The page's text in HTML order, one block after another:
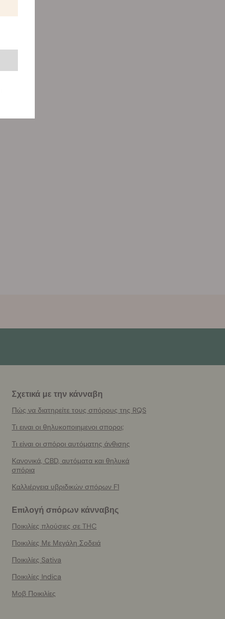
Σχετικά με την κάνναβη
Πώς να διατηρείτε τους σπόρους της RQS
Τι ειναι οι θηλυκοποιημενοι σποροι;
Τι είναι οι σπόροι αυτόματης άνθισης
Κανονικά, CBD, αυτόματα και θηλυκά
σπόρια
Καλλιέργεια υβριδικών σπόρων F1
Επιλογή σπόρων κάνναβης
Ποικιλίες πλούσιες σε THC
Ποικιλίες Με Μεγάλη Σοδειά
Ποικιλίες Sativa
Ποικιλίες Indica
Μοβ Ποικιλίες